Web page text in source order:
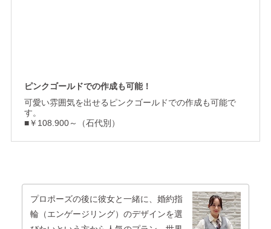
ピンクゴールドでの作成も可能！
可愛い雰囲気を出せるピンクゴールドでの作成も可能で
す。
■￥108.900～（石代別）
プロポーズの後に彼女と一緒に、婚約指
輪（エンゲージリング）のデザインを選